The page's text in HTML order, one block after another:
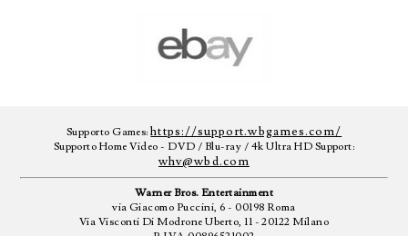
Supporto Games:https://support.wbgames.com/
Supporto Home Video - DVD / Blu-ray / 4k Ultra HD Support:
whv@wbd.com
Warner Bros. Entertainment
via Giacomo Puccini, 6 - 00198 Roma
Via Visconti Di Modrone Uberto, 11 - 20122 Milano